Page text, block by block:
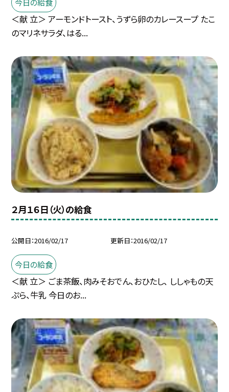
＜献 立＞ アーモンドトースト、うずら卵のカレースープ たこ
のマリネサラダ、はる...
２月１６日（火）の給食
公開日 2016/02/17 更新日 2016/02/17
今日の給食
＜献 立＞ ごま茶飯、肉みそおでん、おひたし、 ししゃもの天
ぷら、牛乳 今日のお...